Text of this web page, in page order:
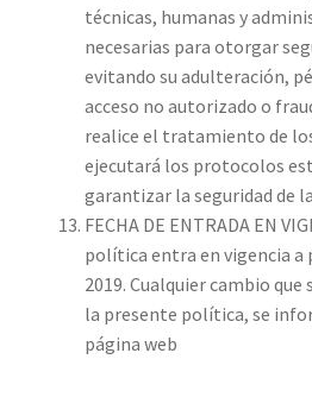
técnicas, humanas y
necesarias para otorgar
evitando su adulteración,
acceso no autorizado o
realice el tratamiento de
ejecutará los protocolos
garantizar la seguridad de
FECHA DE ENTRADA EN
política entra en vigencia a
2019. Cualquier cambio
la presente política, se
página web